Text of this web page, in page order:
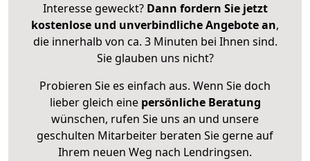
Interesse geweckt? Dann fordern Sie jetzt
kostenlose und unverbindliche Angebote an,
die innerhalb von ca. 3 Minuten bei Ihnen sind.
Sie glauben uns nicht?
Probieren Sie es einfach aus. Wenn Sie doch
lieber gleich eine persönliche Beratung
wünschen, rufen Sie uns an und unsere
geschulten Mitarbeiter beraten Sie gerne auf
Ihrem neuen Weg nach Lendringsen.